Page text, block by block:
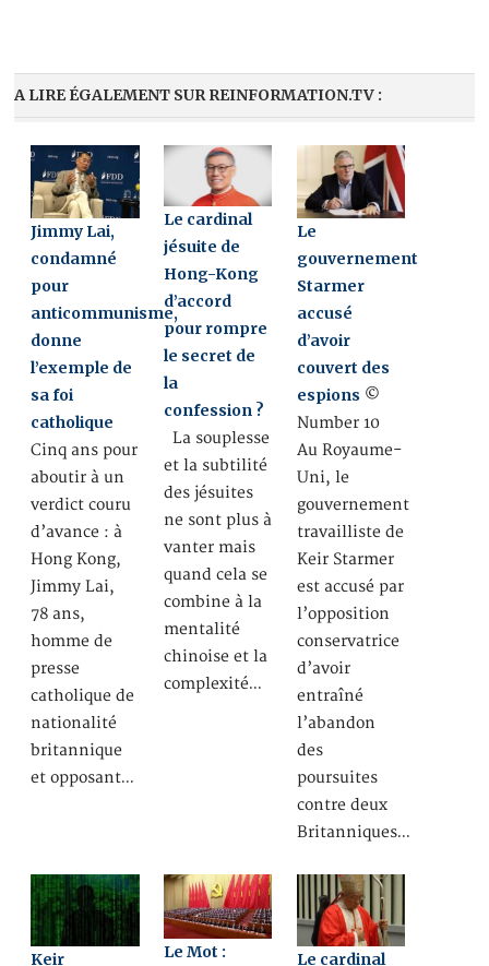
A LIRE ÉGALEMENT SUR REINFORMATION.TV :
Jimmy Lai,
condamné
pour
anticommunisme,
donne
l’exemple de
sa foi
catholique
Cinq ans pour
aboutir à un
verdict couru
d’avance : à
Hong Kong,
Jimmy Lai,
78 ans,
homme de
presse
catholique de
nationalité
britannique
et opposant…
Le cardinal
jésuite de
Hong-Kong
d’accord
pour rompre
le secret de
la
confession ?
La souplesse
et la subtilité
des jésuites
ne sont plus à
vanter mais
quand cela se
combine à la
mentalité
chinoise et la
complexité…
Le
gouvernement
Starmer
accusé
d’avoir
couvert des
espions ©
Number 10
Au Royaume-
Uni, le
gouvernement
travailliste de
Keir Starmer
est accusé par
l’opposition
conservatrice
d’avoir
entraîné
l’abandon
des
poursuites
contre deux
Britanniques…
Keir Le Mot : Le cardinal